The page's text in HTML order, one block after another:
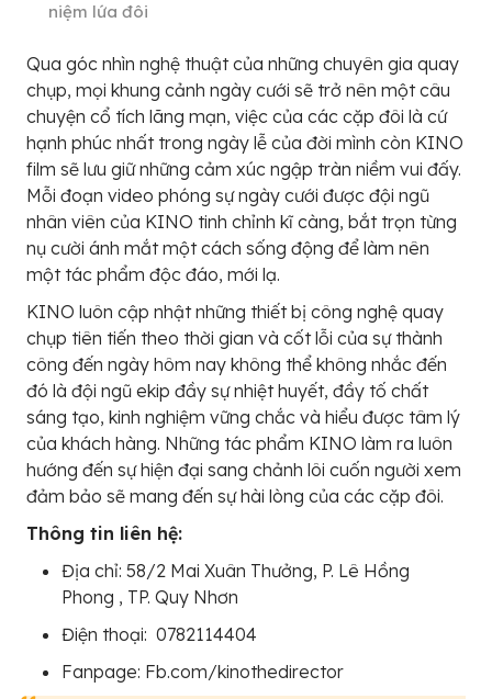
niệm lứa đôi
Qua góc nhìn nghệ thuật của những chuyên gia quay
chụp, mọi khung cảnh ngày cưới sẽ trở nên một câu
chuyện cổ tích lãng mạn, việc của các cặp đôi là cứ
hạnh phúc nhất trong ngày lễ của đời mình còn KINO
film sẽ lưu giữ những cảm xúc ngập tràn niềm vui đấy.
Mỗi đoạn video phóng sự ngày cưới được đội ngũ
nhân viên của KINO tinh chỉnh kĩ càng, bắt trọn từng
nụ cười ánh mắt một cách sống động để làm nên
một tác phẩm độc đáo, mới lạ.
KINO luôn cập nhật những thiết bị công nghệ quay
chụp tiên tiến theo thời gian và cốt lỗi của sự thành
công đến ngày hôm nay không thể không nhắc đến
đó là đội ngũ ekip đầy sự nhiệt huyết, đầy tố chất
sáng tạo, kinh nghiệm vững chắc và hiểu được tâm lý
của khách hàng. Những tác phẩm KINO làm ra luôn
hướng đến sự hiện đại sang chảnh lôi cuốn người xem
đảm bảo sẽ mang đến sự hài lòng của các cặp đôi.
Thông tin liên hệ:
Địa chỉ: 58/2 Mai Xuân Thưởng, P. Lê Hồng
Phong , TP. Quy Nhơn
Điện thoại: 0782114404
Fanpage: Fb.com/kinothedirector